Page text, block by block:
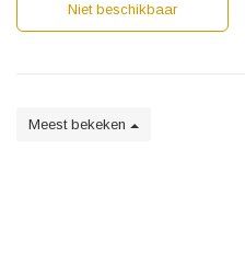
Niet beschikbaar
Meest bekeken